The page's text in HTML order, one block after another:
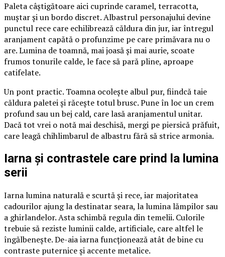
Paleta câștigătoare aici cuprinde caramel, terracotta,
muștar și un bordo discret. Albastrul personajului devine
punctul rece care echilibrează căldura din jur, iar întregul
aranjament capătă o profunzime pe care primăvara nu o
are. Lumina de toamnă, mai joasă și mai aurie, scoate
frumos tonurile calde, le face să pară pline, aproape
catifelate.
Un pont practic. Toamna ocolește albul pur, fiindcă taie
căldura paletei și răcește totul brusc. Pune în loc un crem
profund sau un bej cald, care lasă aranjamentul unitar.
Dacă tot vrei o notă mai deschisă, mergi pe piersică prăfuit,
care leagă chihlimbarul de albastru fără să strice armonia.
Iarna și contrastele care prind la lumina
serii
Iarna lumina naturală e scurtă și rece, iar majoritatea
cadourilor ajung la destinatar seara, la lumina lămpilor sau
a ghirlandelor. Asta schimbă regula din temelii. Culorile
trebuie să reziste luminii calde, artificiale, care altfel le
îngălbenește. De-aia iarna funcționează atât de bine cu
contraste puternice și accente metalice.